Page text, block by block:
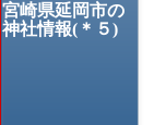
宮崎県延岡市の
神社情報(＊５)